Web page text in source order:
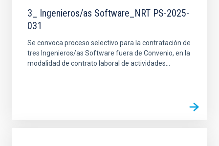
3_ Ingenieros/as Software_NRT PS-2025-
031
Se convoca proceso selectivo para la contratación de
tres Ingenieros/as Software fuera de Convenio, en la
modalidad de contrato laboral de actividades...